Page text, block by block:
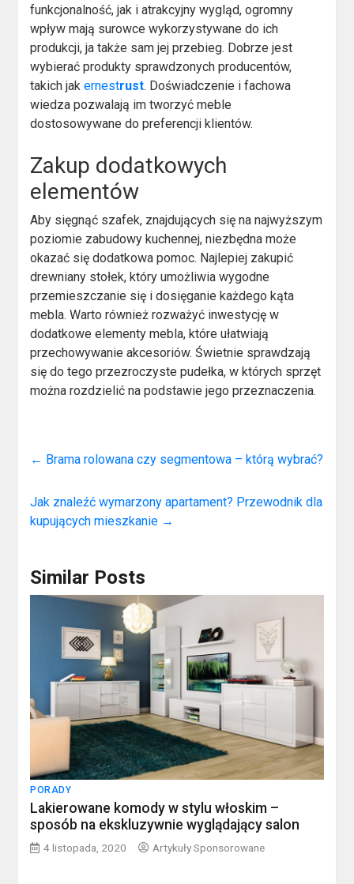
funkcjonalność, jak i atrakcyjny wygląd, ogromny
wpływ mają surowce wykorzystywane do ich
produkcji, ja także sam jej przebieg. Dobrze jest
wybierać produkty sprawdzonych producentów,
takich jakernestrust. Doświadczenie i fachowa
wiedza pozwalają im tworzyć meble
dostosowywane do preferencji klientów.
Zakup dodatkowych
elementów
Aby sięgnąć szafek, znajdujących się na najwyższym
poziomie zabudowy kuchennej, niezbędna może
okazać się dodatkowa pomoc. Najlepiej zakupić
drewniany stołek, który umożliwia wygodne
przemieszczanie się i dosięganie każdego kąta
mebla. Warto również rozważyć inwestycję w
dodatkowe elementy mebla, które ułatwiają
przechowywanie akcesoriów. Świetnie sprawdzają
się do tego przezroczyste pudełka, w których sprzęt
można rozdzielić na podstawie jego przeznaczenia.
← Brama rolowana czy segmentowa – którą wybrać?
Jak znaleźć wymarzony apartament? Przewodnik dla
kupujących mieszkanie →
Similar Posts
PORADY
Lakierowane komody w stylu włoskim –
sposób na ekskluzywnie wyglądający salon
4 listopada, 2020 Artykuły Sponsorowane